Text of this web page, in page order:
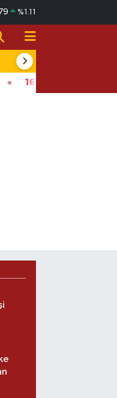
%1.11
bina çöktü: